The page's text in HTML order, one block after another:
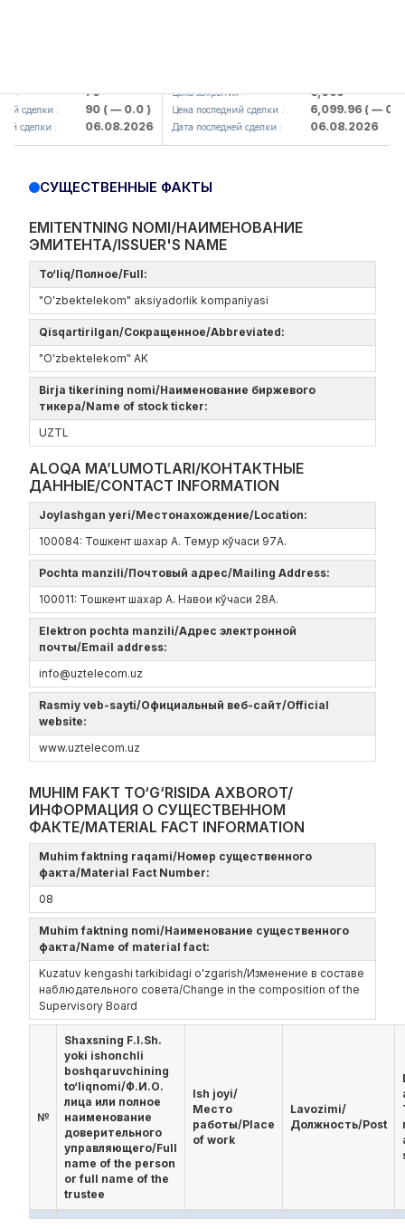
79
: ( — 0.0 )
: 06.08.2026
Цена закрытия : 6,099
Цена последний сделки : 6,099.96( — 0.0 )
Дата последней сделки : 06.08.2026
СУЩЕСТВЕННЫЕ ФАКТЫ
EMITENTNING NOMI/НАИМЕНОВАНИЕ
ЭМИТЕНТА/ISSUER'S NAME
To‘liq/Полное/Full:
"O'zbektelekom" aksiyadorlik kompaniyasi
Qisqartirilgan/Сокращенное/Abbreviated:
"O'zbektelekom" AK
Birja tikerining nomi/Наименование биржевого
тикера/Name of stock ticker:
UZTL
ALOQA MA’LUMOTLARI/КОНТАКТНЫЕ
ДАННЫЕ/CONTACT INFORMATION
Joylashgan yeri/Местонахождение/Location:
100084: Тошкент шахар А. Темур кўчаси 97А.
Pochta manzili/Почтовый адрес/Mailing Address:
100011: Тошкент шахар А. Навои кўчаси 28А.
Elektron pochta manzili/Адрес электронной
почты/Email address:
info@uztelecom.uz
Rasmiy veb-sayti/Официальный веб-сайт/Official
website:
www.uztelecom.uz
MUHIM FAKT TO‘G‘RISIDA AXBOROT/
ИНФОРМАЦИЯ О СУЩЕСТВЕННОМ
ФАКТЕ/MATERIAL FACT INFORMATION
Muhim faktning raqami/Номер существенного
факта/Material Fact Number:
08
Muhim faktning nomi/Наименование существенного
факта/Name of material fact:
Kuzatuv kengashi tarkibidagi o'zgarish/Изменение в составе
наблюдательного совета/Change in the composition of the
Supervisory Board
№
Shaxsning F.I.Sh.
yoki ishonchli
boshqaruvchining
to‘liqnomi/Ф.И.О.
лица или полное
наименование
доверительного
управляющего/Full
name of the person
or full name of the
trustee
Ish joyi/
Место
работы/Place
of work
Lavozimi/
Должность/Post